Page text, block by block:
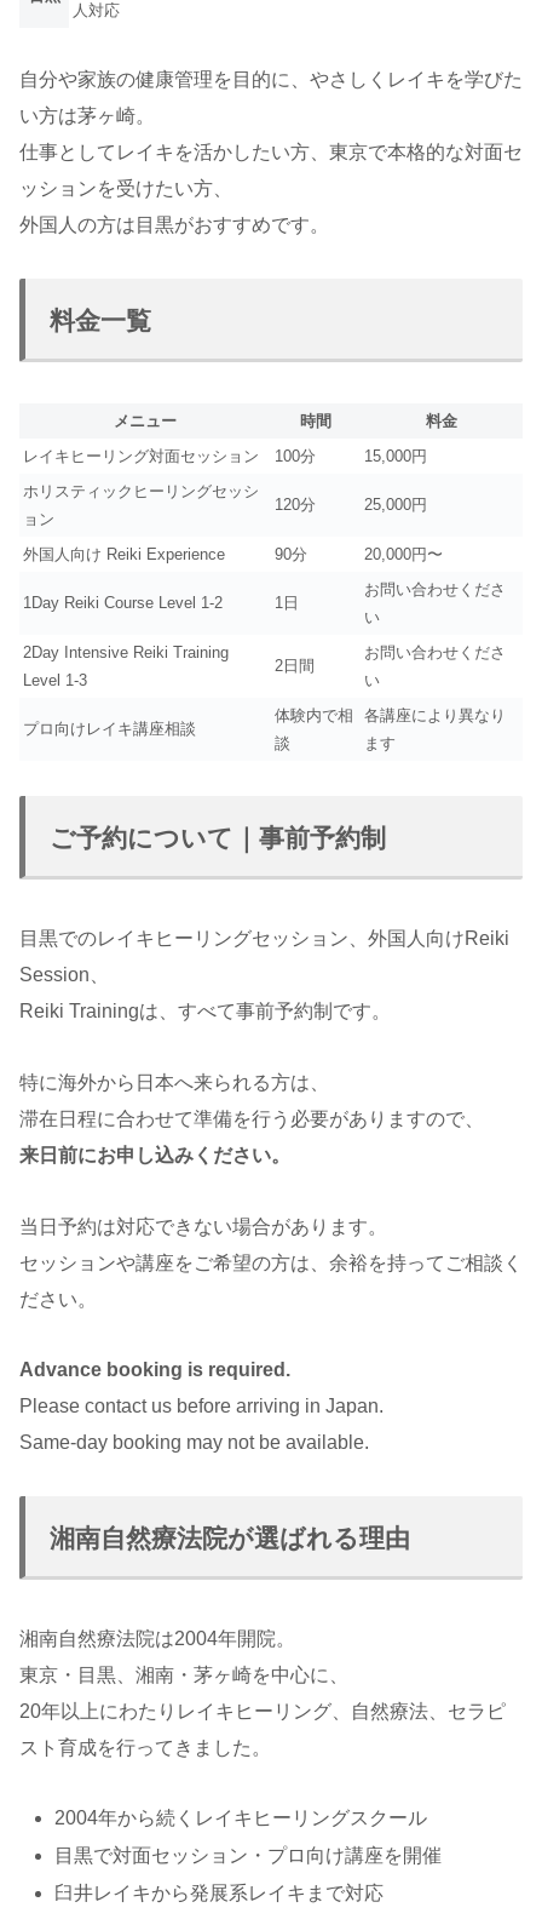
人対応
自分や家族の健康管理を目的に、やさしくレイキを学びた
い方は茅ヶ崎。
仕事としてレイキを活かしたい方、東京で本格的な対面セ
ッションを受けたい方、
外国人の方は目黒がおすすめです。
料金一覧
メニュー 時間
料金
レイキヒーリング対面セッション
100分
15,000円
ホリスティックヒーリングセッシ
ョン
120分 25,000円
外国人向け Reiki Experience 90分 20,000円〜
1Day Reiki Course Level 1-2 1日
お問い合わせくださ
い
2Day Intensive Reiki Training
Level 1-3
2日間
お問い合わせくださ
い
プロ向けレイキ講座相談
体験内で相
談
各講座により異なり
ます
ご予約について｜事前予約制
目黒でのレイキヒーリングセッション、外国人向けReiki
Session、
Reiki Trainingは、すべて事前予約制です。
特に海外から日本へ来られる方は、
滞在日程に合わせて準備を行う必要がありますので、
来日前にお申し込みください。
当日予約は対応できない場合があります。
セッションや講座をご希望の方は、余裕を持ってご相談く
ださい。
Advance booking is required.
Please contact us before arriving in Japan.
Same-day booking may not be available.
湘南自然療法院が選ばれる理由
湘南自然療法院は2004年開院。
東京・目黒、湘南・茅ヶ崎を中心に、
20年以上にわたりレイキヒーリング、自然療法、セラピ
スト育成を行ってきました。
2004年から続くレイキヒーリングスクール
目黒で対面セッション・プロ向け講座を開催
臼井レイキから発展系レイキまで対応